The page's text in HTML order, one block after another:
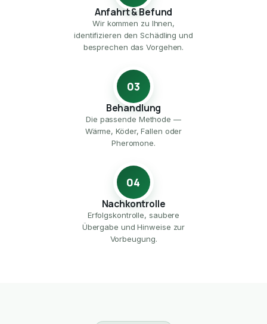
Anfahrt & Befund
Wir kommen zu Ihnen,
identifizieren den Schädling und
besprechen das Vorgehen.
03
Behandlung
Die passende Methode —
Wärme, Köder, Fallen oder
Pheromone.
04
Nachkontrolle
Erfolgskontrolle, saubere
Übergabe und Hinweise zur
Vorbeugung.